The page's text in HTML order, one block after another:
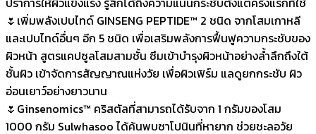
🌷เพิ่มพลังเปบไทด์ GINSENG PEPTIDE™ 2 ชนิด จากโสมเกาหลี
และเปบไทด์อื่นๆ อีก 5 ชนิด เพื่อเสริมพลังการฟื้นฟูความกระชับของ
ผิวหน้า สูตรแคปซูลโสมสามชั้น ซึมเข้าบำรุงผิวหน้าอย่างล้ำลึกถึงใต้
ชั้นผิว เข้าจัดการสัญญาณแห่งวัย เพื่อผิวเฟิร์ม แลดูยกกระชับ ผิว
อ่อนเยาว์อย่างยาวนาน
🌷Ginsenomics™ คริสตัลที่สามารถได้รับจาก 1 กรัมของโสม
1000 กรัม Sulwhasoo ได้ค้นพบซาโปนินที่หายาก ช่วยชะลอวัย